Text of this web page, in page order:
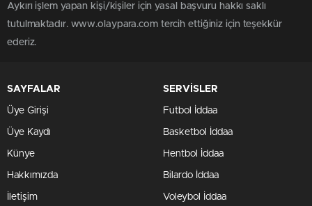
Aykırı işlem yapan kişi/kişiler için yasal başvuru hakkı saklı
tutulmaktadır. www.olaypara.com tercih ettiğiniz için teşekkür
ederiz.
SAYFALAR
Üye Girişi
Üye Kaydı
Künye
Hakkımızda
İletişim
SERVİSLER
Futbol İddaa
Basketbol İddaa
Hentbol İddaa
Bilardo İddaa
Voleybol İddaa